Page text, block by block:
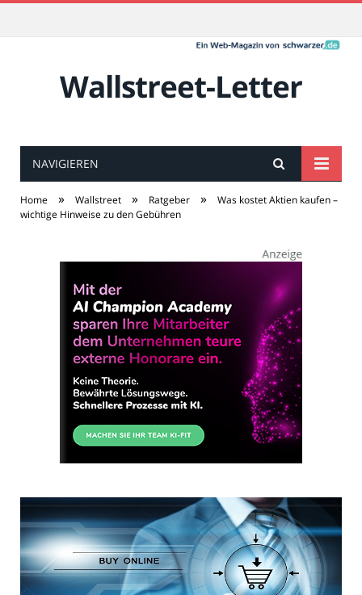
Wallstreet-Letter
NAVIGIEREN
Home » Wallstreet » Ratgeber »
Was kostet Aktien kaufen –
wichtige Hinweise zu den Gebühren